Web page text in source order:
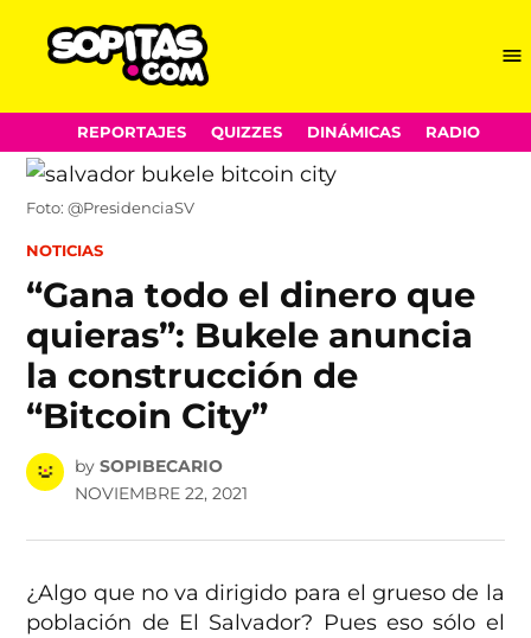
Skip
to
content
REPORTAJES QUIZZES DINÁMICAS RADIO
Foto: @PresidenciaSV
POSTED
NOTICIAS
“Gana todo el dinero que
quieras”: Bukele anuncia
la construcción de
“Bitcoin City”
by SOPIBECARIO
NOVIEMBRE 22, 2021
¿Algo que no va dirigido para el grueso de la
población de El Salvador? Pues eso sólo el